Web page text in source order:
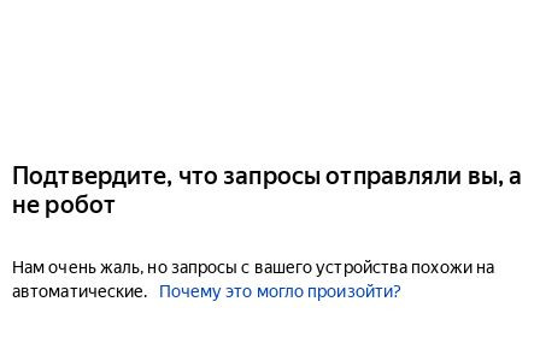
Подтвердите, что запросы отправляли вы, а
не робот
Нам очень жаль, но запросы с вашего устройства похожи на
автоматические.
Почему это могло произойти?